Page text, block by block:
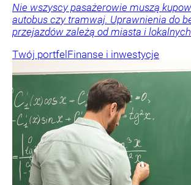
Nie wszyscy pasażerowie muszą
autobus czy tramwaj. Uprawnienia do
przejazdów zależą od miasta i
Twój portfelFinanse i inwestycje